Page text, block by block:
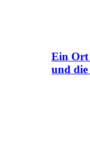
Ein Ort
und die